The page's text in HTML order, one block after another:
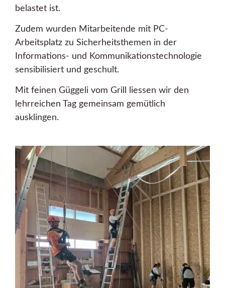
belastet ist.
Zudem wurden Mitarbeitende mit PC-
Arbeitsplatz zu Sicherheitsthemen in der
Informations- und Kommunikationstechnologie
sensibilisiert und geschult.
Mit feinen Güggeli vom Grill liessen wir den
lehrreichen Tag gemeinsam gemütlich
ausklingen.